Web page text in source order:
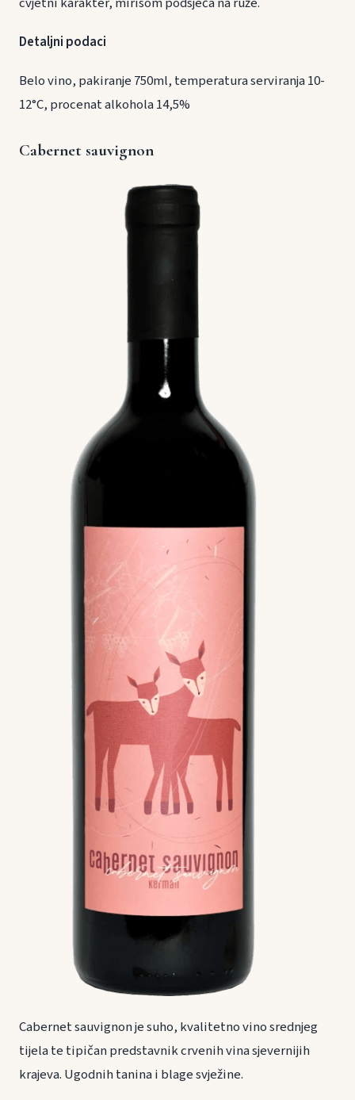
Detaljni podaci
Belo vino, pakiranje 750ml, temperatura serviranja 10-
12°C, procenat alkohola 14,5%
Cabernet sauvignon
Cabernet sauvignon je suho, kvalitetno vino srednjeg
tijela te tipičan predstavnik crvenih vina sjevernijih
krajeva. Ugodnih tanina i blage svježine.